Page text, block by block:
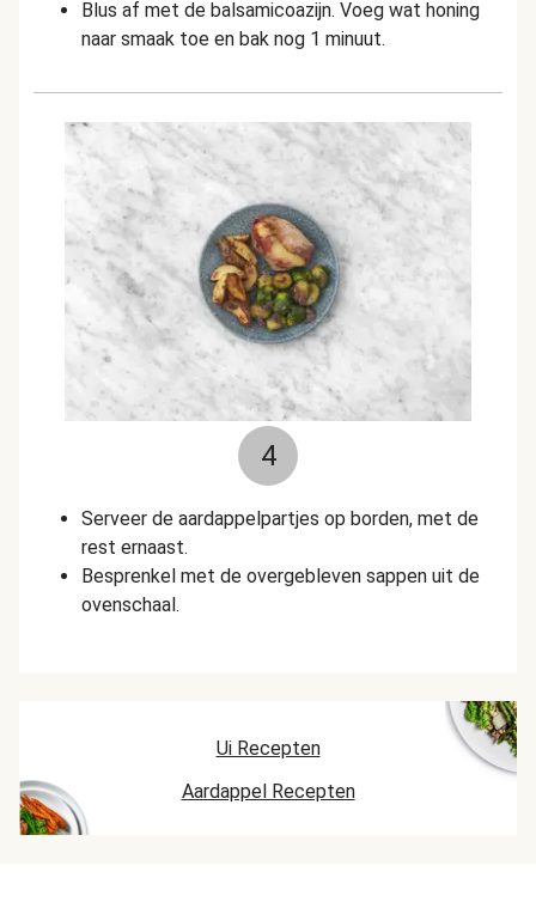
Blus af met de balsamicoazijn. Voeg wat honing
naar smaak toe en bak nog 1 minuut.
4
Serveer de aardappelpartjes op borden, met de
rest ernaast.
Besprenkel met de overgebleven sappen uit de
ovenschaal.
Ui Recepten
Aardappel Recepten